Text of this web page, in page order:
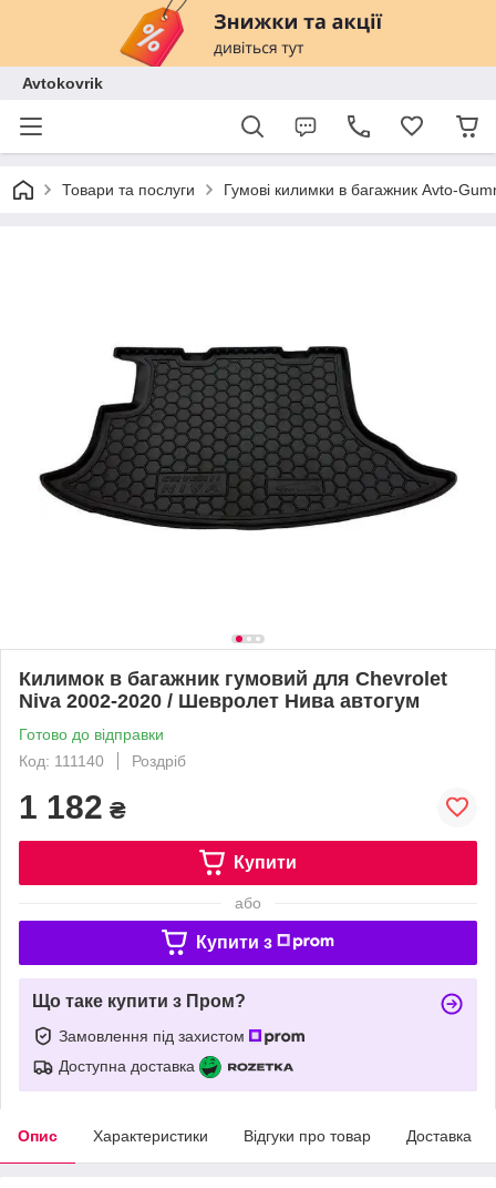
Avtokovrik
Товари та послуги Гумові килимки в багажник Avto-
Килимок в багажник гумовий для Chevrolet
Niva 2002-2020 / Шевролет Нива автогум
Готово до відправки
Код: 111140
Роздріб
1 182 ₴
Купити
або
Купити з
Що таке купити з Пром?
Замовлення під захистом
Доступна доставка
Опис Характеристики Відгуки про товар Доставка